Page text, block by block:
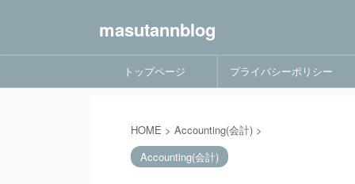
masutannblog
トップページ プライバシーポリシー
HOME > Accounting(会計) >
Accounting(会計)